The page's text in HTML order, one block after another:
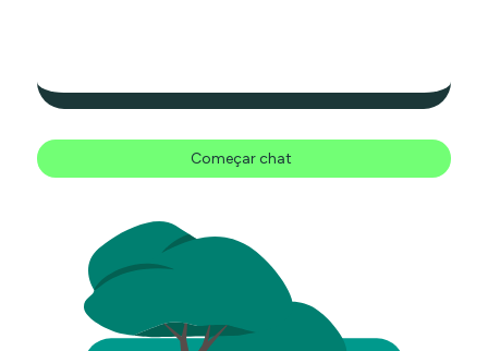
Começar chat